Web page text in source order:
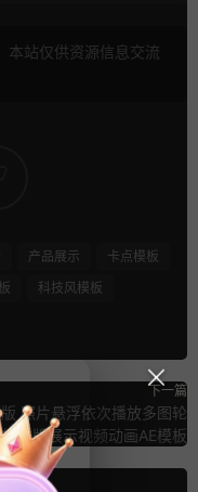
本站仅供资源信息交流
产品展示
卡点模板
科技风模板
下一篇
照片悬浮依次播放多图轮
播排版展示视频动画AE模板